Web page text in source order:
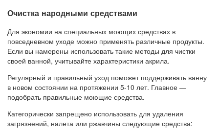
Очистка народными средствами
Для экономии на специальных моющих средствах в
повседневном уходе можно применять различные продукты.
Если вы намерены использовать такие методы для чистки
своей ванной, учитывайте характеристики акрила.
Регулярный и правильный уход поможет поддерживать ванну
в новом состоянии на протяжении 5-10 лет. Главное —
подобрать правильные моющие средства.
Категорически запрещено использовать для удаления
загрязнений, налета или ржавчины следующие средства: